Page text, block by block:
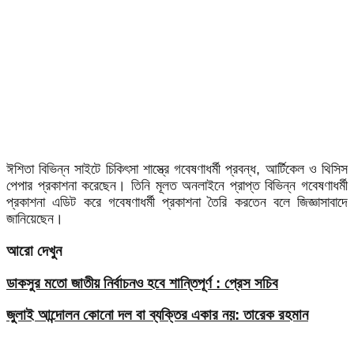
ঈশিতা বিভিন্ন সাইটে চিকিৎসা শাস্ত্রে গবেষণাধর্মী প্রবন্ধ, আর্টিকেল ও থিসিস
পেপার প্রকাশনা করেছেন। তিনি মূলত অনলাইনে প্রাপ্ত বিভিন্ন গবেষণাধর্মী
প্রকাশনা এডিট করে গবেষণাধর্মী প্রকাশনা তৈরি করতেন বলে জিজ্ঞাসাবাদে
জানিয়েছেন।
আরো দেখুন
ডাকসুর মতো জাতীয় নির্বাচনও হবে শান্তিপূর্ণ : প্রেস সচিব
জুলাই আন্দোলন কোনো দল বা ব্যক্তির একার নয়: তারেক রহমান